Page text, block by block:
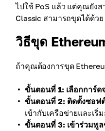
ไปใช้ PoS แล้ว แต่คุณยังส
Classic สามารถขุดได้ด้ว
วิธีขุด
ถ้าคุณต้องการขุด
ขั้นตอนที่ 1: เลือกการ์ด
ขั้นตอนที่ 2: ติดตั้งซอฟ
เข้ากับเครือข่ายและเริ่
ขั้นตอนที่ 3: เข้าร่วมพู